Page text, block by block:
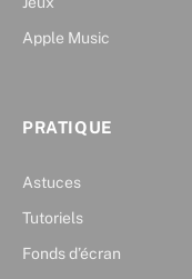
Apple Music
PRATIQUE
Astuces
Tutoriels
Fonds d’écran